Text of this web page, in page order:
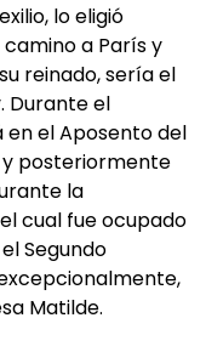
lo eligió
a París y
reinado, sería el
Durante el
en el Aposento del
y posteriormente
la
cual fue ocupado
Segundo
Matilde.